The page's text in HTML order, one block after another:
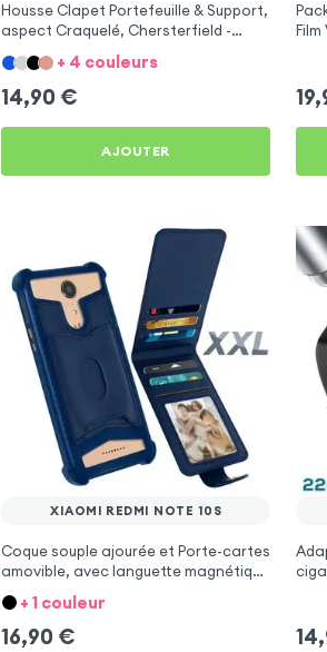
Housse Clapet Portefeuille & Support,
aspect Craquelé, Chersterfield -
Rouge pour Xiaomi Redmi Note 10s
+ 4 couleurs
14,90 €
AJOUTER
XIAOMI REDMI NOTE 10S
Coque souple ajourée et Porte-cartes
amovible, avec languette magnétique
Bleu nuit pour Xiaomi Redmi Note 10s
+ 1 couleur
16,90 €